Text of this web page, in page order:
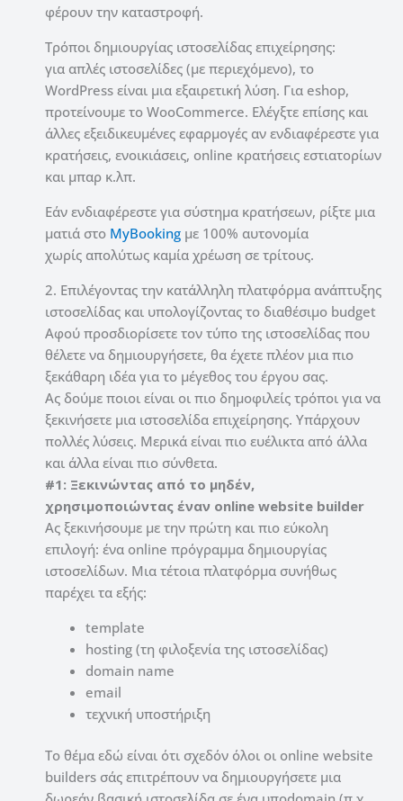
φέρουν την καταστροφή.
Τρόποι δημιουργίας ιστοσελίδας επιχείρησης:
για απλές ιστοσελίδες (με περιεχόμενο), το
WordPress είναι μια εξαιρετική λύση. Για eshop,
προτείνουμε το WooCommerce. Ελέγξτε επίσης και
άλλες εξειδικευμένες εφαρμογές αν ενδιαφέρεστε για
κρατήσεις, ενοικιάσεις, online κρατήσεις εστιατορίων
και μπαρ κ.λπ.
Εάν ενδιαφέρεστε για σύστημα κρατήσεων, ρίξτε μια
ματιά στο MyBooking με 100% αυτονομία
χωρίς απολύτως καμία χρέωση σε τρίτους.
2. Επιλέγοντας την κατάλληλη πλατφόρμα ανάπτυξης
ιστοσελίδας και υπολογίζοντας το διαθέσιμο budget
Αφού προσδιορίσετε τον τύπο της ιστοσελίδας που
θέλετε να δημιουργήσετε, θα έχετε πλέον μια πιο
ξεκάθαρη ιδέα για το μέγεθος του έργου σας.
Ας δούμε ποιοι είναι οι πιο δημοφιλείς τρόποι για να
ξεκινήσετε μια ιστοσελίδα επιχείρησης. Υπάρχουν
πολλές λύσεις. Μερικά είναι πιο ευέλικτα από άλλα
και άλλα είναι πιο σύνθετα.
#1: Ξεκινώντας από το μηδέν,
χρησιμοποιώντας έναν online website builder
Ας ξεκινήσουμε με την πρώτη και πιο εύκολη
επιλογή: ένα online πρόγραμμα δημιουργίας
ιστοσελίδων. Μια τέτοια πλατφόρμα συνήθως
παρέχει τα εξής:
template
hosting (τη φιλοξενία της ιστοσελίδας)
domain name
email
τεχνική υποστήριξη
Το θέμα εδώ είναι ότι σχεδόν όλοι οι online website
builders σάς επιτρέπουν να δημιουργήσετε μια